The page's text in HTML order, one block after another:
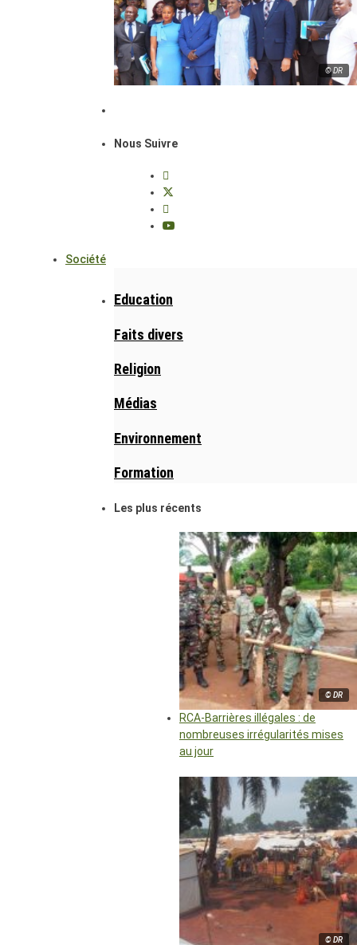
© DR
Nous Suivre
Société
Education
Faits divers
Religion
Médias
Environnement
Formation
Les plus récents
© DR
RCA-Barrières illégales : de
nombreuses irrégularités mises
au jour
© DR